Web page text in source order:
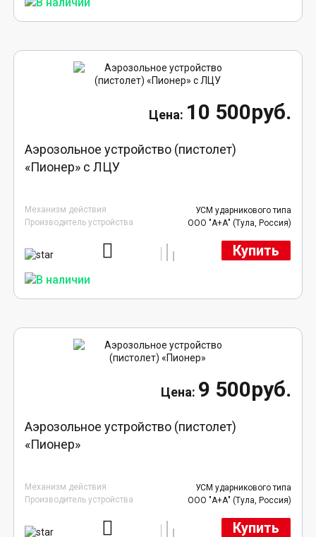
10 500руб.
Аэрозольное устройство (пистолет)
«Пионер» с ЛЦУ
Механизм действия
УСМ ударникового типа
Производитель устройства
ООО "А+А" (Тула, Россия)
Купить
9 500руб.
Аэрозольное устройство (пистолет)
«Пионер»
Механизм действия
УСМ ударникового типа
Производитель устройства
ООО "А+А" (Тула, Россия)
Купить